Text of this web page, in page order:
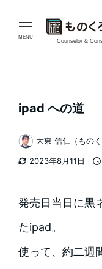
MENU
Counselor &
ipad への道
2023年8月11日
著
者
大東 信仁（ものく
発売日当日に黒
たipad。
使って、約二週